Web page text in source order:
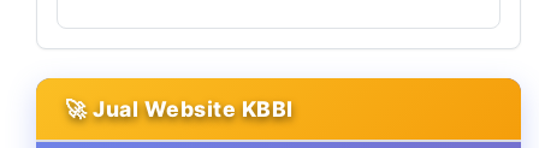
🚀 Jual Website KBBI